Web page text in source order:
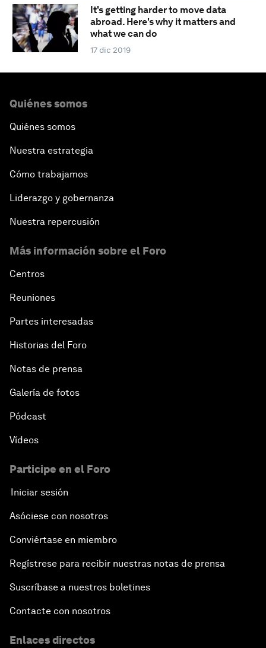
It's getting harder to move data
abroad. Here's why it matters and
what we can do
17 dic 2019
Quiénes somos
Quiénes somos
Nuestra estrategia
Cómo trabajamos
Liderazgo y gobernanza
Nuestra repercusión
Más información sobre el Foro
Centros
Reuniones
Partes interesadas
Historias del Foro
Notas de prensa
Galería de fotos
Pódcast
Vídeos
Participe en el Foro
Iniciar sesión
Asóciese con nosotros
Conviértase en miembro
Regístrese para recibir nuestras notas de prensa
Suscríbase a nuestros boletines
Contacte con nosotros
Enlaces directos